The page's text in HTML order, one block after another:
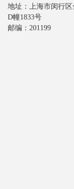
地址：上海市闵行区
D幢1833号
邮编：201199